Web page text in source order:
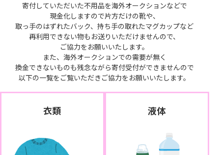
寄付していただいた不用品を海外オークションなどで
現金化しますので片方だけの靴や、
取っ手のはずれたバック、持ち手の取れたマグカップなど
再利用できない物もお送りいただけませんので、
ご協力をお願いいたします。
また、海外オークションでの需要が無く
換金できないものも残念ながら寄付受付ができませんので
以下の一覧をご覧いただきご協力をお願いいたします。
衣類 液体